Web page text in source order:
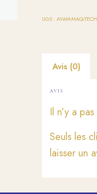
UGS :AYAM-MAQ-
Avis (0)
AVIS
Il n’y a
Seuls les
laisser un